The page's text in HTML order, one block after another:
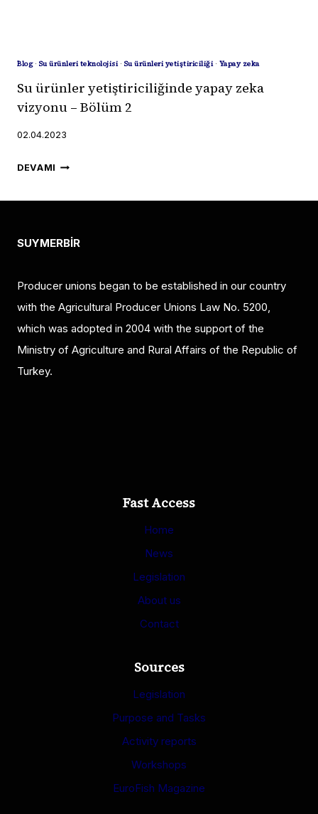
HIYARINDAN
OLABILIR.
Blog· Su ürünleri teknolojisi· Su ürünleri yetiştiriciliği· Yapay zeka
Su ürünler yetiştiriciliğinde yapay zeka
vizyonu – Bölüm 2
02.04.2023
DEVAMI SU
YETIŞTIRICILIĞINDE
ZEKA
BÖLÜM
2
SUYMERBİR
Producer unions began to be established in our country
with the Agricultural Producer Unions Law No. 5200,
which was adopted in 2004 with the support of the
Ministry of Agriculture and Rural Affairs of the Republic of
Turkey.
Fast Access
Home
News
Legislation
About us
Contact
Sources
Legislation
Purpose and Tasks
Activity reports
Workshops
EuroFish Magazine